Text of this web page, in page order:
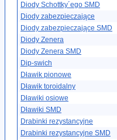
Diody Schottky´ego SMD
Diody zabezpieczające
Diody zabezpieczające SMD
Diody Zenera
Diody Zenera SMD
Dip-swich
Dławik pionowe
Dławik toroidalny
Dławiki osiowe
Dławiki SMD
Drabinki rezystancyjne
Drabinki rezystancyjne SMD